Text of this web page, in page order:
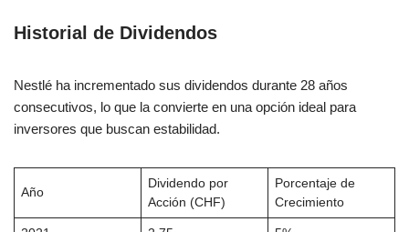
Historial de Dividendos
Nestlé ha incrementado sus dividendos durante 28 años
consecutivos, lo que la convierte en una opción ideal para
inversores que buscan estabilidad.
Año
Dividendo por
Acción (CHF)
Porcentaje de
Crecimiento